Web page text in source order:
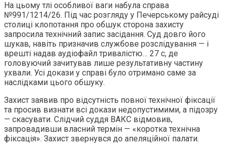
На цьому тлі особливої ваги набула справа
№991/1214/26. Під час розгляду у Печерському райсуді
столиці клопотання про обшук сторона захисту
запросила технічний запис засідання. Суд довго його
шукав, навіть призначив службове розслідування — і
врешті надав аудіофайл тривалістю… 27 с, де
головуючий зачитував лише результативну частину
ухвали. Усі докази у справі було отримано саме за
наслідками цього обшуку.
Захист заявив про відсутність повної технічної фіксації
та просив визнати всі докази недопустимими, а підозру
— скасувати. Слідчий суддя ВАКС відмовив,
запровадивши власний термін — «коротка технічна
фіксація». Захист звернувся до апеляційної палати.